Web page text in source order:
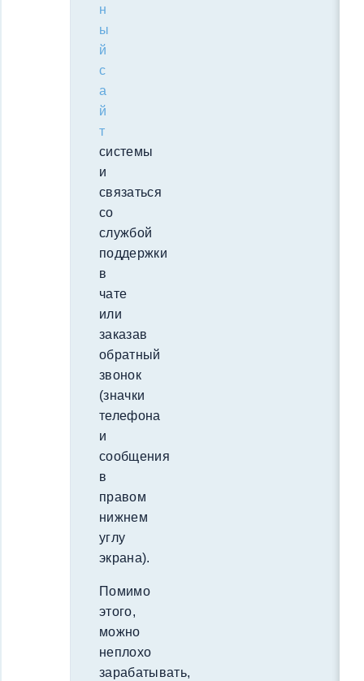
н
ы
й
с
а
й
т
системы
и
связаться
со
службой
поддержки
в
чате
или
заказав
обратный
звонок
(значки
телефона
и
сообщения
в
правом
нижнем
углу
экрана).
Помимо
этого,
можно
неплохо
зарабатывать,